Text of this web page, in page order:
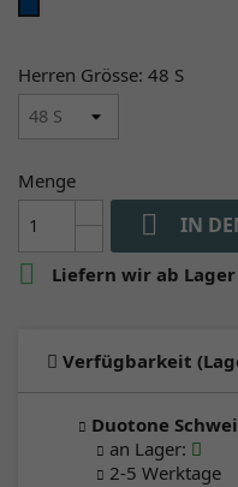
Herren Grösse: 48 S
Menge
 IN

Liefern wir ab Lager
Verfügbarkeit
Duotone
an Lager:
2-5 Werktage